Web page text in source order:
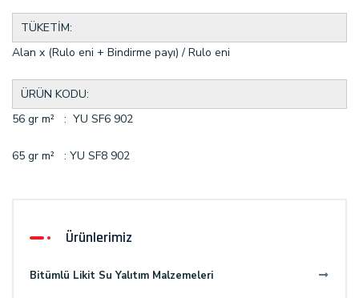
TÜKETİM:
Alan x (Rulo eni + Bindirme payı) / Rulo eni
ÜRÜN KODU:
56 gr m² : YU SF6 902
65 gr m² : YU SF8 902
Ürünlerimiz
Bitümlü Likit Su Yalıtım Malzemeleri